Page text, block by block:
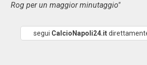
Rog per un maggior minutaggio"
segui CalcioNapoli24.it